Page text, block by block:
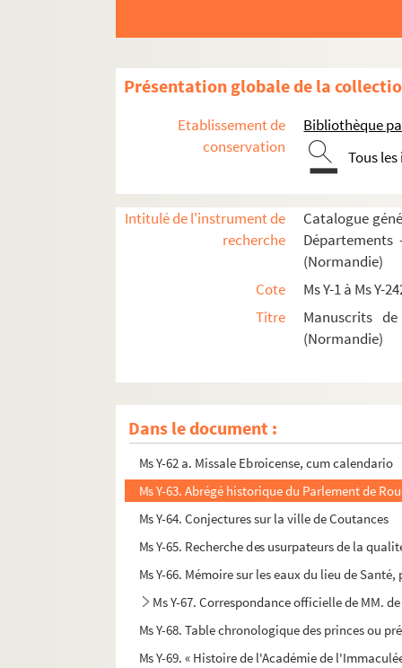
Présentation globale de la
Etablissement de
conservation
Bibliothèque
Tous
Intitulé de l'instrument de
recherche
Catalogue
Départements
(Normandie)
Cote
Ms Y-1 à Ms Y-
Titre
Manuscrits
(Normandie)
Dans le document :
Ms Y-50. Missale Rothomagense
Ms Y-51. Cartulaire de l'abbaye de Fécamp
Ms Y-52. Cartulaire de l'abbaye de Saint-
Ms Y-53. Inventaire du chartrier de l'abbaye
Ms Y-55. Histoire de l'establissement de la
Ms Y-56. Chronique française, dite de
Ms Y-57 et 57 a. Notes et pièces concernant
Ms Y-58. Missale Gemmeticense
Ms Y-59. Armorial de Normandie, par
Ms Y-60. Catalogue des livres de la
Ms Y-61. Catalogue (raisonné et critique) de la
Ms Y-61 A. État des livres, objets d'art, etc.,
Ms Y-62. La recherche de la noblesse de
Ms Y-62 a. Missale Ebroicense, cum calendario
Ms Y-63. Abrégé historique du Parlement de
Ms Y-64. Conjectures sur la ville de Coutances
Ms Y-65. Recherche des usurpateurs de la
Ms Y-66. Mémoire sur les eaux du lieu de
Ms Y-67. Correspondance officielle de MM.
Ms Y-68. Table chronologique des princes ou
Ms Y-69. « Histoire de l'Académie de